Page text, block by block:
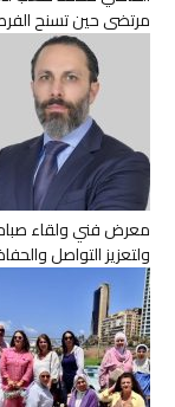
مرتضى حين تسنح
معرض فني ولقاء
ولتعزيز التواصل